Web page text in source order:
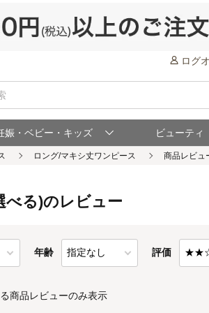
ログ
娠・ベビー・キッズ ビューティ
べる)のレビュー
年齢 評価
商品レビューのみ表示